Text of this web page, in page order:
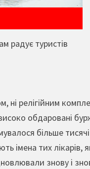
радує туристів
ні релігійним
обдаровані
більше
тих лікарів,
знову і